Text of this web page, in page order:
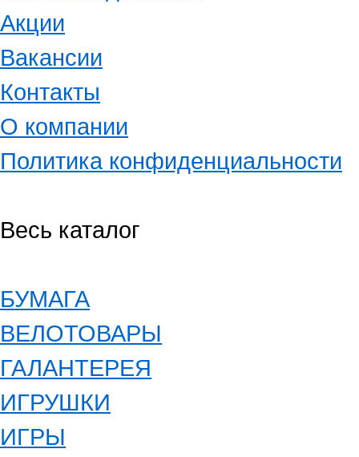
Акции
Вакансии
Контакты
О компании
Политика конфиденциальности
Весь каталог
БУМАГА
ВЕЛОТОВАРЫ
ГАЛАНТЕРЕЯ
ИГРУШКИ
ИГРЫ